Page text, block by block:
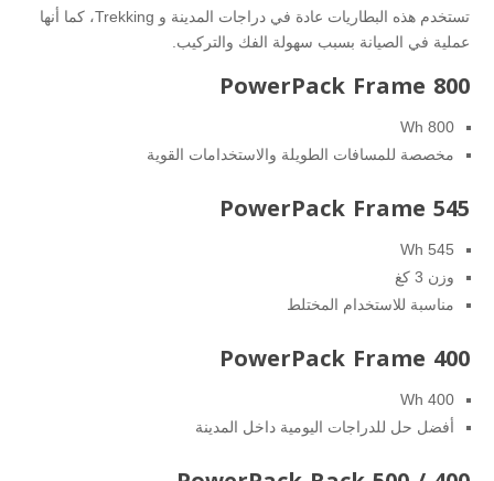
تستخدم هذه البطاريات عادة في دراجات المدينة و Trekking، كما أنها
عملية في الصيانة بسبب سهولة الفك والتركيب.
PowerPack Frame 800
800 Wh
مخصصة للمسافات الطويلة والاستخدامات القوية
PowerPack Frame 545
545 Wh
وزن 3 كغ
مناسبة للاستخدام المختلط
PowerPack Frame 400
400 Wh
أفضل حل للدراجات اليومية داخل المدينة